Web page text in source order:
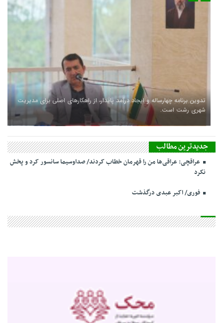
سفر شهردار و رئیس شورای شهر رشت به کشور چین
جدیدترین مطالب
عراقچی: عراقی‌ها من را قهرمان خطاب کردند/ صداوسیما سانسور کرد و پخش
نکرد
فوری/ اکبر عبدی درگذشت